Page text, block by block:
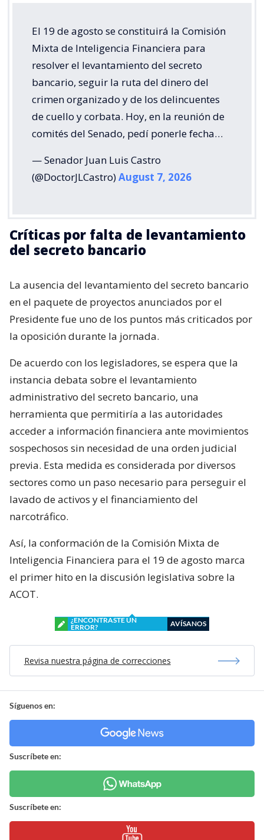
El 19 de agosto se constituirá la Comisión
Mixta de Inteligencia Financiera para
resolver el levantamiento del secreto
bancario, seguir la ruta del dinero del
crimen organizado y de los delincuentes
de cuello y corbata. Hoy, en la reunión de
comités del Senado, pedí ponerle fecha…
— Senador Juan Luis Castro
(@DoctorJLCastro)August 7, 2026
Críticas por falta de levantamiento
del secreto bancario
La ausencia del levantamiento del secreto bancario
en el paquete de proyectos anunciados por el
Presidente fue uno de los puntos más criticados por
la oposición durante la jornada.
De acuerdo con los legisladores, se espera que la
instancia debata sobre el levantamiento
administrativo del secreto bancario, una
herramienta que permitiría a las autoridades
acceder a información financiera ante movimientos
sospechosos sin necesidad de una orden judicial
previa. Esta medida es considerada por diversos
sectores como un paso necesario para perseguir el
lavado de activos y el financiamiento del
narcotráfico.
Así, la conformación de la Comisión Mixta de
Inteligencia Financiera para el 19 de agosto marca
el primer hito en la discusión legislativa sobre la
ACOT.
¿ENCONTRASTE UN
ERROR?
AVÍSANOS
Revisa nuestra página de correcciones
Síguenos en:
Suscríbete en:
Suscríbete en: